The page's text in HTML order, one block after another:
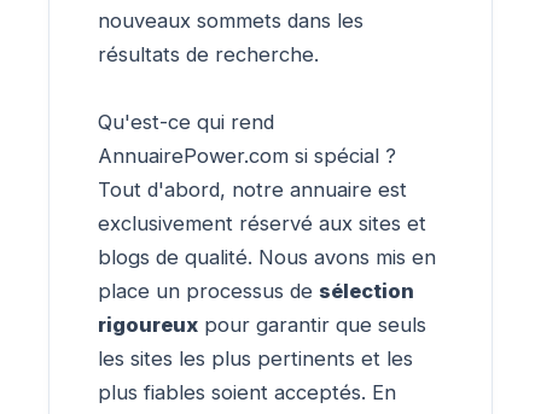
nouveaux sommets dans les
résultats de recherche.
Qu'est-ce qui rend
AnnuairePower.com si spécial ?
Tout d'abord, notre annuaire est
exclusivement réservé aux sites et
blogs de qualité. Nous avons mis en
place un processus de sélection
rigoureux pour garantir que seuls
les sites les plus pertinents et les
plus fiables soient acceptés. En